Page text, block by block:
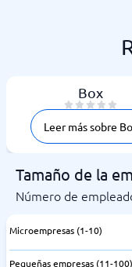
Box
Leer más sobre
Tamaño de la
Número de
Microempresas (1-10)
Pequeñas empresas (11-100)